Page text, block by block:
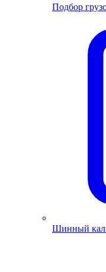
Подбор
Шинный